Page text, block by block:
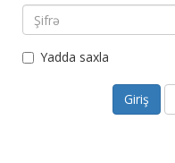
Yadda saxla